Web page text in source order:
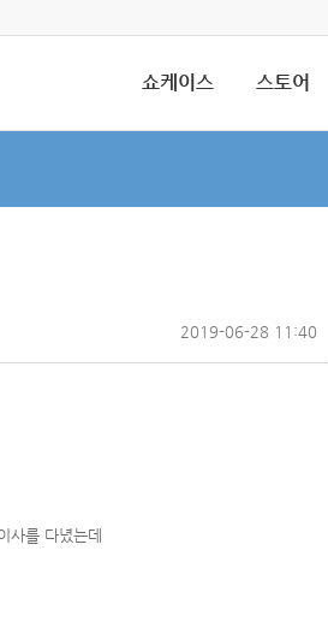
쇼케이스 스토어
2019-06-28 11:40
사를 다녔는데